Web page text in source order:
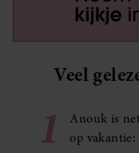
Veel
1
Anouk is
op